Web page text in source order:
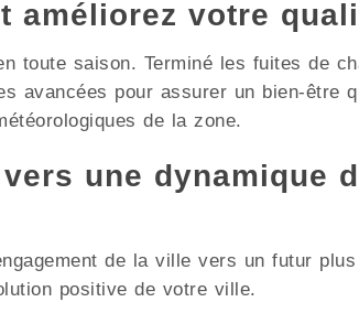
améliorez votre
toute saison. Terminé les fuites de
avancées pour assurer un bien-être
de la zone.
une dynamique
de la ville vers un futur
positive de votre ville.